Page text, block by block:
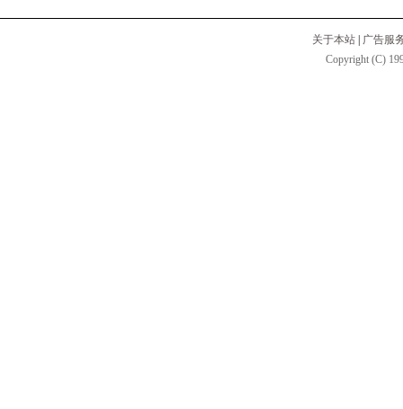
关于本站
广告服
Copyright (C)